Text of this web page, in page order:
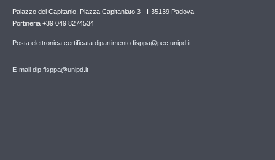
Palazzo del Capitanio, Piazza Capitaniato 3 - I-35139 Padova
Portineria +39 049 8274534
Posta elettronica certificata dipartimento.fisppa@pec.unipd.it
E-mail dip.fisppa@unipd.it